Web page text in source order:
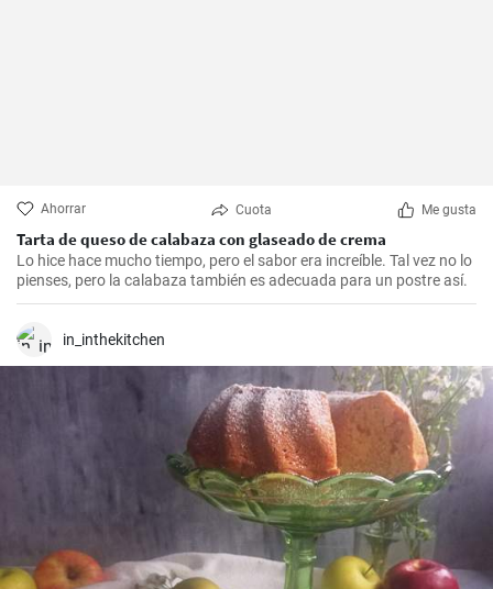
Ahorrar Cuota Me gusta
Tarta de queso de calabaza con glaseado de crema
Lo hice hace mucho tiempo, pero el sabor era increíble. Tal vez no lo
pienses, pero la calabaza también es adecuada para un postre así.
in_inthekitchen